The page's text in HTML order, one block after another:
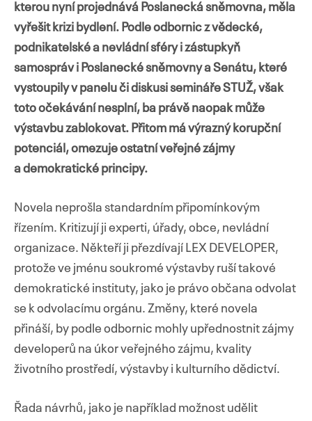
kterou nyní projednává Poslanecká sněmovna, měla
vyřešit krizi bydlení. Podle odbornic z vědecké,
podnikatelské a nevládní sféry i zástupkyň
samospráv i Poslanecké sněmovny a Senátu, které
vystoupily v panelu či diskusi semináře STUŽ, však
toto očekávání nesplní, ba právě naopak může
výstavbu zablokovat. Přitom má výrazný korupční
potenciál, omezuje ostatní veřejné zájmy
a demokratické principy.
Novela neprošla standardním připomínkovým
řízením. Kritizují ji experti, úřady, obce, nevládní
organizace. Někteří ji přezdívají LEX DEVELOPER,
protože ve jménu soukromé výstavby ruší takové
demokratické instituty, jako je právo občana odvolat
se k odvolacímu orgánu. Změny, které novela
přináší, by podle odbornic mohly upřednostnit zájmy
developerů na úkor veřejného zájmu, kvality
životního prostředí, výstavby i kulturního dědictví.
Řada návrhů, jako je například možnost udělit